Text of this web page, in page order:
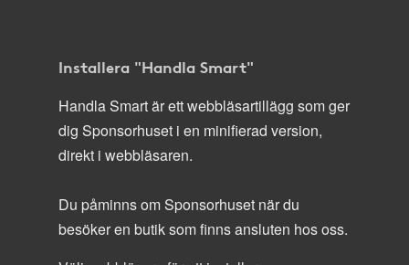
Installera "Handla Smart"
Handla Smart är ett webbläsartillägg som ger
dig Sponsorhuset i en minifierad version,
direkt i webbläsaren.
Du påminns om Sponsorhuset när du
besöker en butik som finns ansluten hos oss.